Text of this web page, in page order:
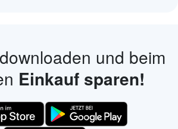
und beim
Einkauf sparen!